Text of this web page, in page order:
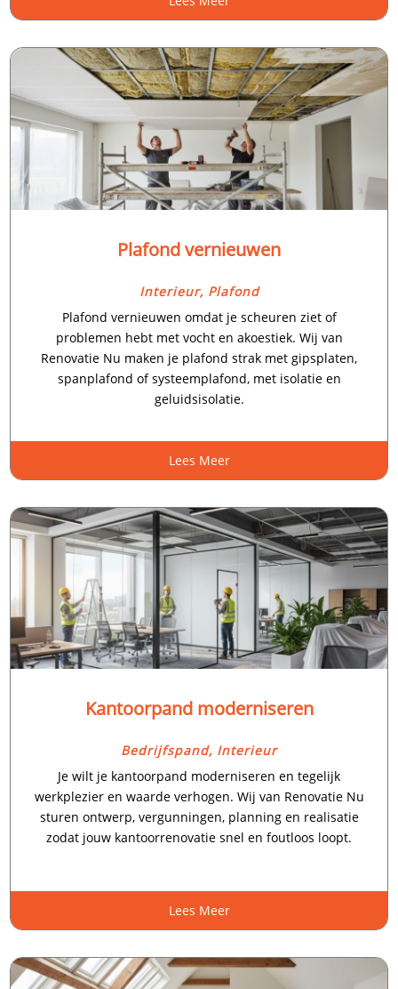
Plafond vernieuwen
Interieur, Plafond
Plafond vernieuwen omdat je scheuren ziet of
problemen hebt met vocht en akoestiek.​ Wij van
Renovatie Nu maken je plafond strak met gipsplaten,
spanplafond of systeemplafond, met isolatie en
geluidsisolatie.​
Lees Meer
Kantoorpand moderniseren
Bedrijfspand, Interieur
Je wilt je kantoorpand moderniseren en tegelijk
werkplezier en waarde verhogen.​ Wij van Renovatie Nu
sturen ontwerp, vergunningen, planning en realisatie
zodat jouw kantoorrenovatie snel en foutloos loopt.​
Lees Meer